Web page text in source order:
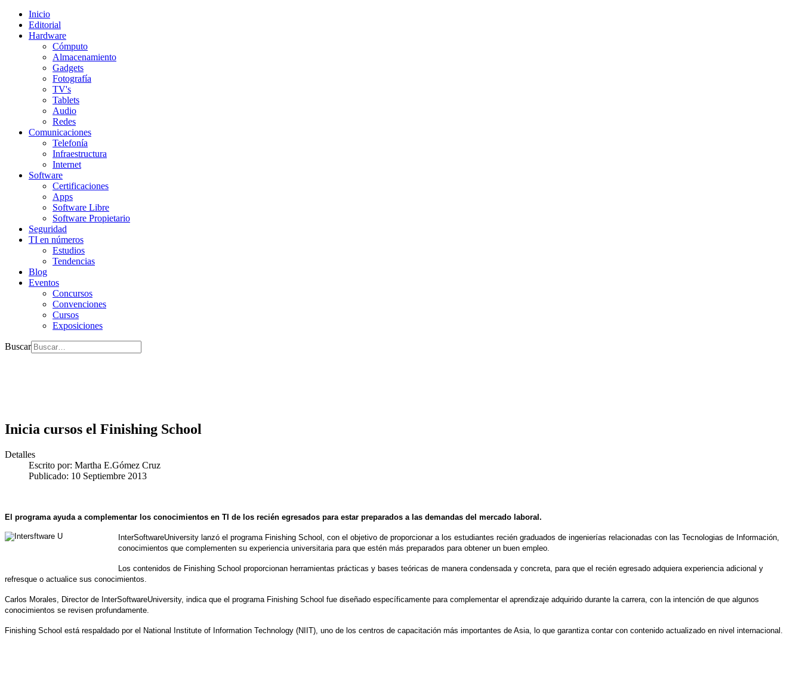
Inicio
Editorial
Hardware
Cómputo
Almacenamiento
Gadgets
Fotografía
TV's
Tablets
Audio
Redes
Comunicaciones
Telefonía
Infraestructura
Internet
Software
Certificaciones
Apps
Software Libre
Software Propietario
Seguridad
TI en números
Estudios
Tendencias
Blog
Eventos
Concursos
Convenciones
Cursos
Exposiciones
Buscar
Inicia cursos el Finishing School
Detalles
Escrito por: Martha E.Gómez Cruz
Publicado: 10 Septiembre 2013
El programa ayuda a complementar los conocimientos en TI de los recién egresados para estar preparados a las demandas del mercado laboral.
InterSoftwareUniversity lanzó el programa Finishing School, con el objetivo de proporcionar a los estudiantes recién graduados de ingenierías relacionadas con las Tecnologias de Información,
conocimientos que complementen su experiencia universitaria para que estén más preparados para obtener un buen empleo.
Los contenidos de Finishing School proporcionan herramientas prácticas y bases teóricas de manera condensada y concreta, para que el recién egresado adquiera experiencia adicional y
refresque o actualice sus conocimientos.
Carlos Morales, Director de InterSoftwareUniversity, indica que el programa Finishing School fue diseñado específicamente para complementar el aprendizaje adquirido durante la carrera, con la intención de que algunos
conocimientos se revisen profundamente.
Finishing School está respaldado por el National Institute of Information Technology (NIIT), uno de los centros de capacitación más importantes de Asia, lo que garantiza contar con contenido actualizado en nivel internacional.